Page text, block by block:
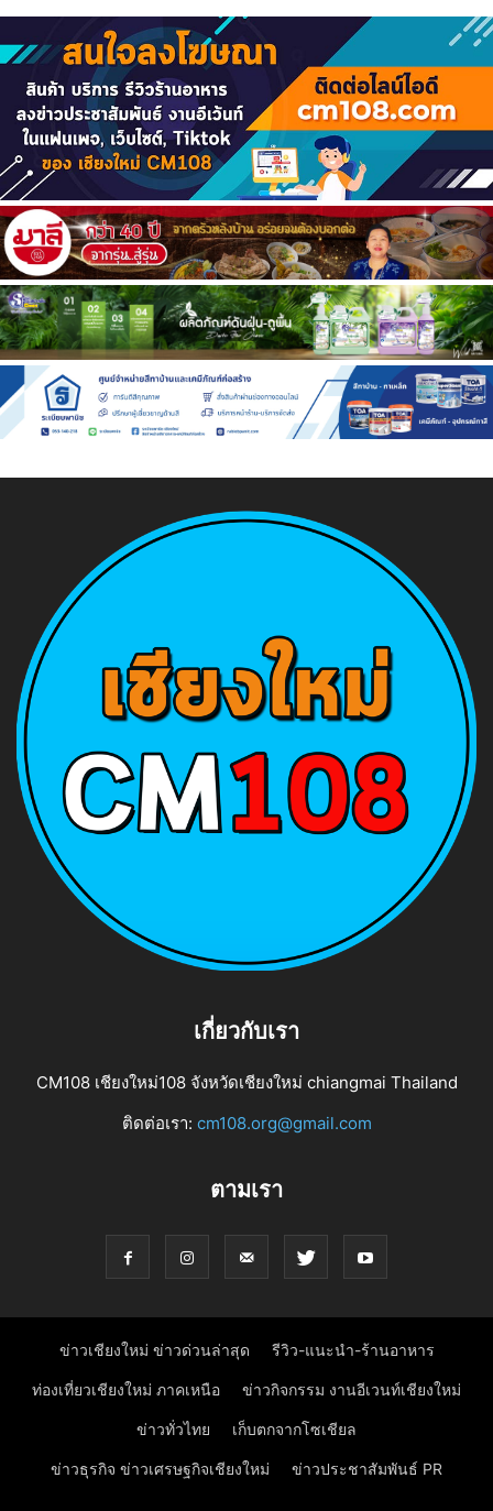
เกี่ยวกับเรา
CM108 เชียงใหม่108 จังหวัดเชียงใหม่ chiangmai Thailand
ติดต่อเรา: cm108.org@gmail.com
ตามเรา
ข่าวเชียงใหม่ ข่าวด่วนล่าสุด รีวิว-แนะนำ-ร้านอาหาร
ท่องเที่ยวเชียงใหม่ ภาคเหนือ ข่าวกิจกรรม งานอีเวนท์เชียงใหม่
ข่าวทั่วไทย เก็บตกจากโซเชียล
ข่าวธุรกิจ ข่าวเศรษฐกิจเชียงใหม่ ข่าวประชาสัมพันธ์ PR